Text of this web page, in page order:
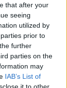
that after your
seeing
utilized by
prior to
further
parties on the
may
IAB’s List of
it to other